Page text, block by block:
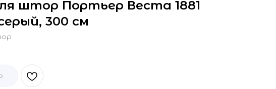
штор Портьер Веста 1881
300 см